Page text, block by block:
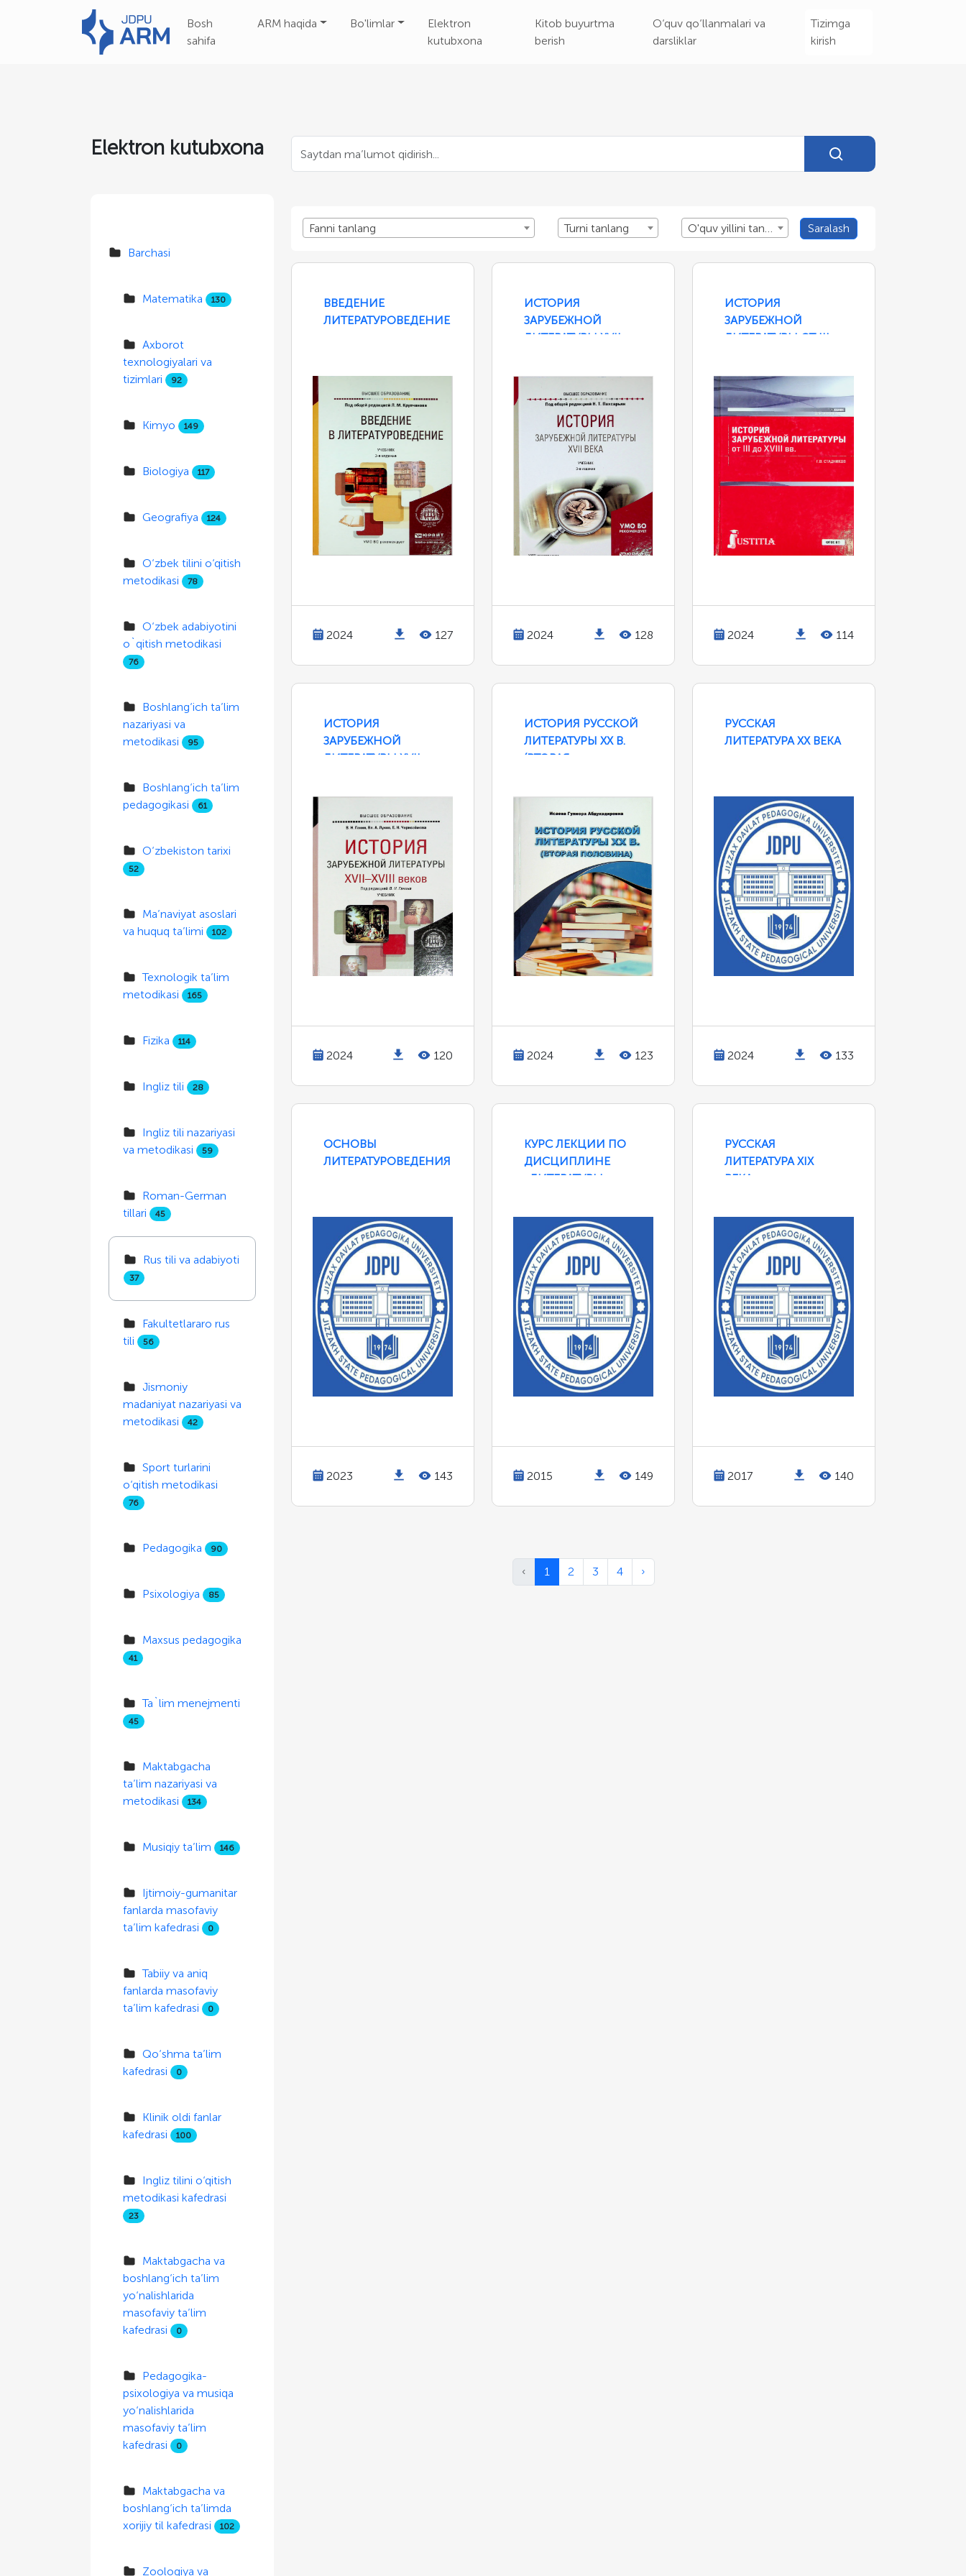
Bosh
sahifa
ARM haqida Bo'limlar
Elektron
kutubxona
Kitob buyurtma
berish
O‘quv qo‘llanmalari va
darsliklar
Tizimga
kirish
Elektron kutubxona
Barchasi
Matematika 130
Axborot
texnologiyalari va
tizimlari
92
Kimyo 149
Biologiya 117
Geografiya 124
O‘zbek tilini o‘qitish
metodikasi
78
O‘zbek adabiyotini
o`qitish metodikasi
76
Boshlang‘ich ta’lim
nazariyasi va
metodikasi
95
Boshlang‘ich ta’lim
pedagogikasi
61
O‘zbekiston tarixi
52
Ma’naviyat asoslari
va huquq ta’limi
102
Texnologik ta’lim
metodikasi
165
Fizika 114
Ingliz tili 28
Ingliz tili nazariyasi
va metodikasi
59
Roman-German
tillari
45
Rus tili va adabiyoti
37
Fakultetlararo rus
tili
56
Jismoniy
madaniyat nazariyasi va
metodikasi
42
Sport turlarini
o‘qitish metodikasi
76
Pedagogika 90
Psixologiya 85
Maxsus pedagogika
41
Ta`lim menejmenti
45
Maktabgacha
ta’lim nazariyasi va
metodikasi
134
Musiqiy ta’lim 146
Ijtimoiy-gumanitar
fanlarda masofaviy
ta’lim kafedrasi
0
Tabiiy va aniq
fanlarda masofaviy
ta’lim kafedrasi
0
Qo‘shma ta’lim
kafedrasi
0
Klinik oldi fanlar
kafedrasi
100
Ingliz tilini o‘qitish
metodikasi kafedrasi
23
Maktabgacha va
boshlang‘ich ta’lim
yo‘nalishlarida
masofaviy ta’lim
kafedrasi
0
Pedagogika-
psixologiya va musiqa
yo‘nalishlarida
masofaviy ta’lim
kafedrasi
0
Maktabgacha va
boshlang‘ich ta’limda
xorijiy til kafedrasi
102
Zoologiya va
Fanni tanlang Turni tanlang O'quv yillini tanlang Saralash
ВВЕДЕНИЕ
ЛИТЕРАТУРОВЕДЕНИЕ
2024 127
ИСТОРИЯ
ЗАРУБЕЖНОЙ
ЛИТЕРАТУРЫ XVII
2024 128
ИСТОРИЯ
ЗАРУБЕЖНОЙ
ЛИТЕРАТУРЫ ОТ III
2024 114
ИСТОРИЯ
ЗАРУБЕЖНОЙ
ЛИТЕРАТУРЫ XVII—
2024 120
ИСТОРИЯ РУССКОЙ
ЛИТЕРАТУРЫ ХХ В.
(ВТОРАЯ
2024 123
РУССКАЯ
ЛИТЕРАТУРА ХХ ВЕКА
2024 133
ОСНОВЫ
ЛИТЕРАТУРОВЕДЕНИЯ
2023 143
КУРС ЛЕКЦИИ ПО
ДИСЦИПЛИНЕ
«ЛИТЕРАТУРЫ
2015 149
РУССКАЯ
ЛИТЕРАТУРА XIX
ВЕКА
2017 140
‹ 1 2 3 4 ›